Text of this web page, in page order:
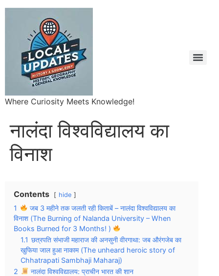
Where Curiosity Meets Knowledge!
नालंदा विश्वविद्यालय का
विनाश
Contents hide
1
जब 3 महीने तक जलती रही किताबें – नालंदा विश्वविद्यालय का
विनाश (The Burning of Nalanda University – When
Books Burned for 3 Months! )
1.1 छत्रपति संभाजी महाराज की अनसुनी वीरगाथा: जब औरंगजेब का
खुफिया जाल हुआ नाकाम (The unheard heroic story of
Chhatrapati Sambhaji Maharaj)
2
नालंदा विश्वविद्यालय: प्राचीन भारत की शान